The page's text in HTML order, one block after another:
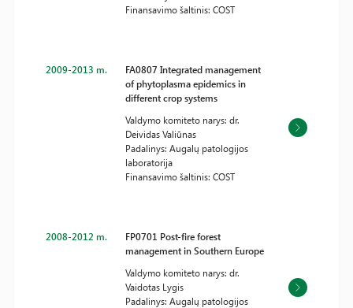
Finansavimo šaltinis: COST
2009-2013 m.
FA0807 Integrated management
of phytoplasma epidemics in
different crop systems
Valdymo komiteto narys: dr.
Deividas Valiūnas
Padalinys: Augalų patologijos
laboratorija
Finansavimo šaltinis: COST
2008-2012 m.
FP0701 Post-fire forest
management in Southern Europe
Valdymo komiteto narys: dr.
Vaidotas Lygis
Padalinys: Augalų patologijos